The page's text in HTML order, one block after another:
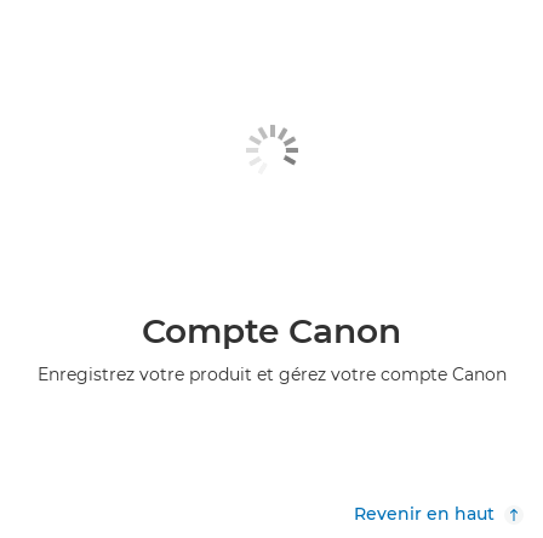
Compte Canon
Enregistrez votre produit et gérez votre compte Canon
Revenir en haut